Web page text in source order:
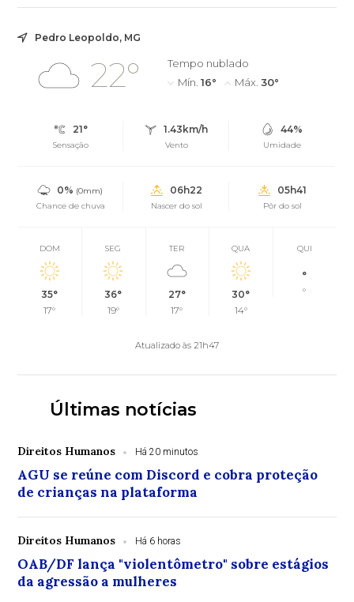
Pedro Leopoldo, MG
22°
Tempo nublado
Mín. 16° Máx. 30°
21°
Sensação
1.43km/h
Vento
44%
Umidade
0% (0mm)
Chance de chuva
06h22
Nascer do sol
05h41
Pôr do sol
DOM
35°
17°
SEG
36°
19°
TER
27°
17°
QUA
30°
14°
QUI
°
°
Atualizado às 21h47
Últimas notícias
Direitos Humanos Há 20 minutos
AGU se reúne com Discord e cobra proteção
de crianças na plataforma
Direitos Humanos Há 6 horas
OAB/DF lança "violentômetro" sobre estágios
da agressão a mulheres